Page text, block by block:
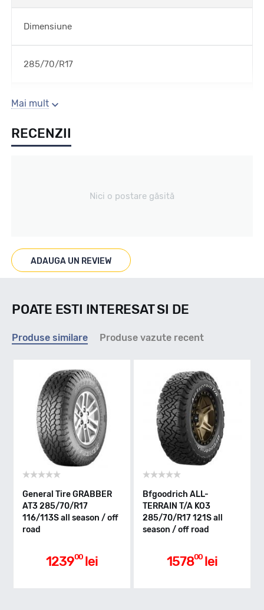
Dimensiune
285/70/R17
Sezon
All season / Off Road
Marcaje
Indice viteza
S - max 180km/h
Indice greutate
E
Aderenta pe carosabil ud
Mai mult
RECENZII
Nici o postare găsită
ADAUGA UN REVIEW
POATE ESTI INTERESAT SI DE
Produse similare Produse vazute recent
General Tire GRABBER
AT3 285/70/R17
116/113S all season / off
road
123900 lei
Bfgoodrich ALL-
TERRAIN T/A KO3
285/70/R17 121S all
season / off road
157800 lei